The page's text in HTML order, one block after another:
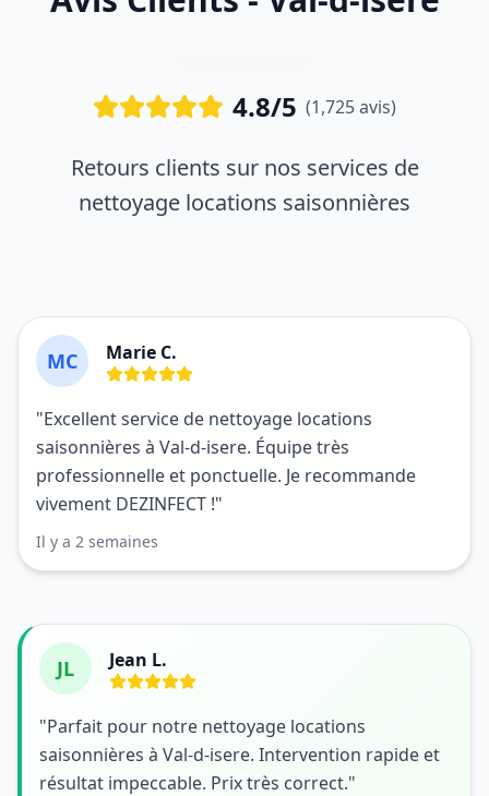
4.8/5 (1,725 avis)
Retours clients sur nos services de
nettoyage locations saisonnières
MC Marie C.
"Excellent service de nettoyage locations
saisonnières à Val-d-isere. Équipe très
professionnelle et ponctuelle. Je recommande
vivement DEZINFECT !"
Il y a 2 semaines
JL Jean L.
"Parfait pour notre nettoyage locations
saisonnières à Val-d-isere. Intervention rapide et
résultat impeccable. Prix très correct."